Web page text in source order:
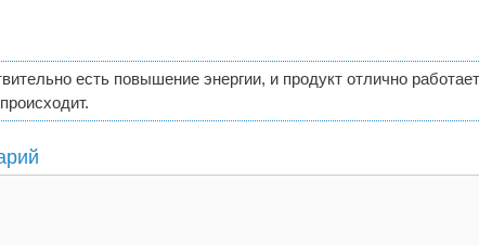
есть повышение энергии, и продукт отлично